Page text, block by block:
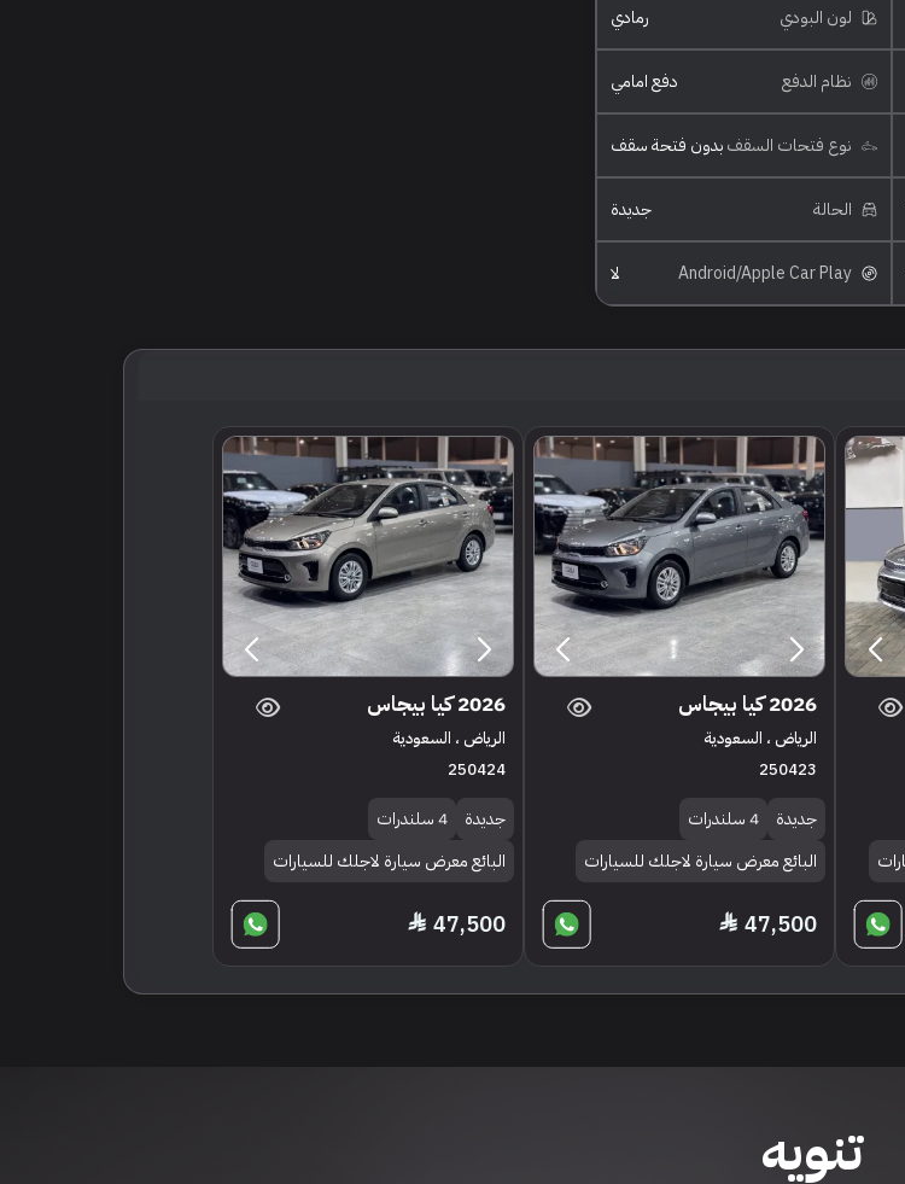
لون البودي رمادي
نظام الدفع دفع امامي
نوع فتحات السقفبدون فتحة سقف
الحالة جديدة
لا
2026 كيا بيجاس
الرياض ، السعودية
250423
جديدة
4 سلندرات
البائع معرض سيارة لاجلك للسيارات
47,500
2026 كيا بيجاس
الرياض ، السعودية
250424
جديدة
4 سلندرات
البائع معرض سيارة لاجلك للسيارات
47,500
تنويه